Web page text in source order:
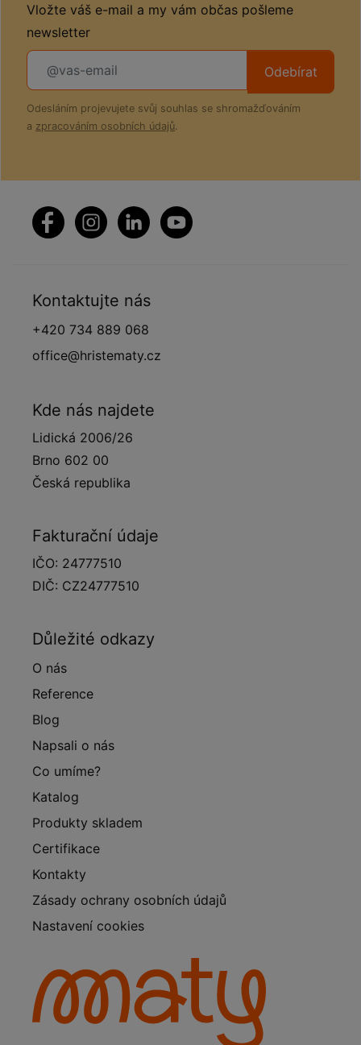
Vložte váš e-mail a my vám občas pošleme
newsletter
Odebírat
Odesláním projevujete svůj souhlas se shromažďováním
a zpracováním osobních údajů.
Kontaktujte nás
+420 734 889 068
office@hristematy.cz
Kde nás najdete
Lidická 2006/26
Brno 602 00
Česká republika
Fakturační údaje
IČO: 24777510
DIČ: CZ24777510
Důležité odkazy
O nás
Reference
Blog
Napsali o nás
Co umíme?
Katalog
Produkty skladem
Certifikace
Kontakty
Zásady ochrany osobních údajů
Nastavení cookies